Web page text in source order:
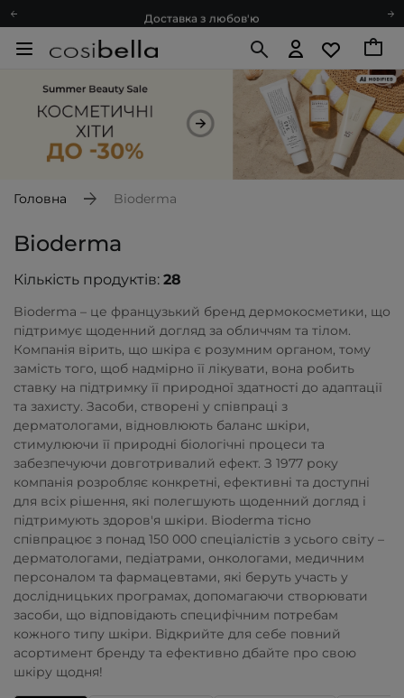
Доставка з любов'ю
Подарункові картки
Рекомендуй нас і отримуй ще більше балів
Запитай косметолога
Подарункові картки
Головна Bioderma
Bioderma
Кількість продуктів: 28
Bioderma – це французький бренд дермокосметики, що
підтримує щоденний догляд за обличчям та тілом.
Компанія вірить, що шкіра є розумним органом, тому
замість того, щоб надмірно її лікувати, вона робить
ставку на підтримку її природної здатності до адаптації
та захисту. Засоби, створені у співпраці з
дерматологами, відновлюють баланс шкіри,
стимулюючи її природні біологічні процеси та
забезпечуючи довготривалий ефект. З 1977 року
компанія розробляє конкретні, ефективні та доступні
для всіх рішення, які полегшують щоденний догляд і
підтримують здоров'я шкіри. Bioderma тісно
співпрацює з понад 150 000 спеціалістів з усього світу –
дерматологами, педіатрами, онкологами, медичним
персоналом та фармацевтами, які беруть участь у
дослідницьких програмах, допомагаючи створювати
засоби, що відповідають специфічним потребам
кожного типу шкіри. Відкрийте для себе повний
асортимент бренду та ефективно дбайте про свою
шкіру щодня!